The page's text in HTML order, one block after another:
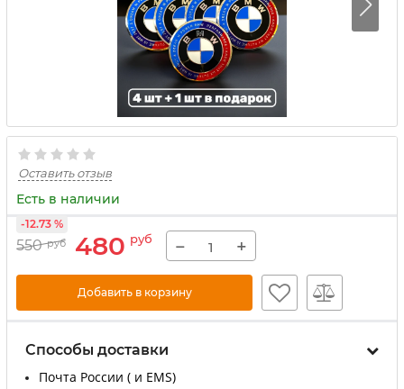
Оставить отзыв
Есть в наличии
550 руб 480 руб
-12.73 %
− +
Добавить в корзину
Способы доставки
Почта России ( и EMS)